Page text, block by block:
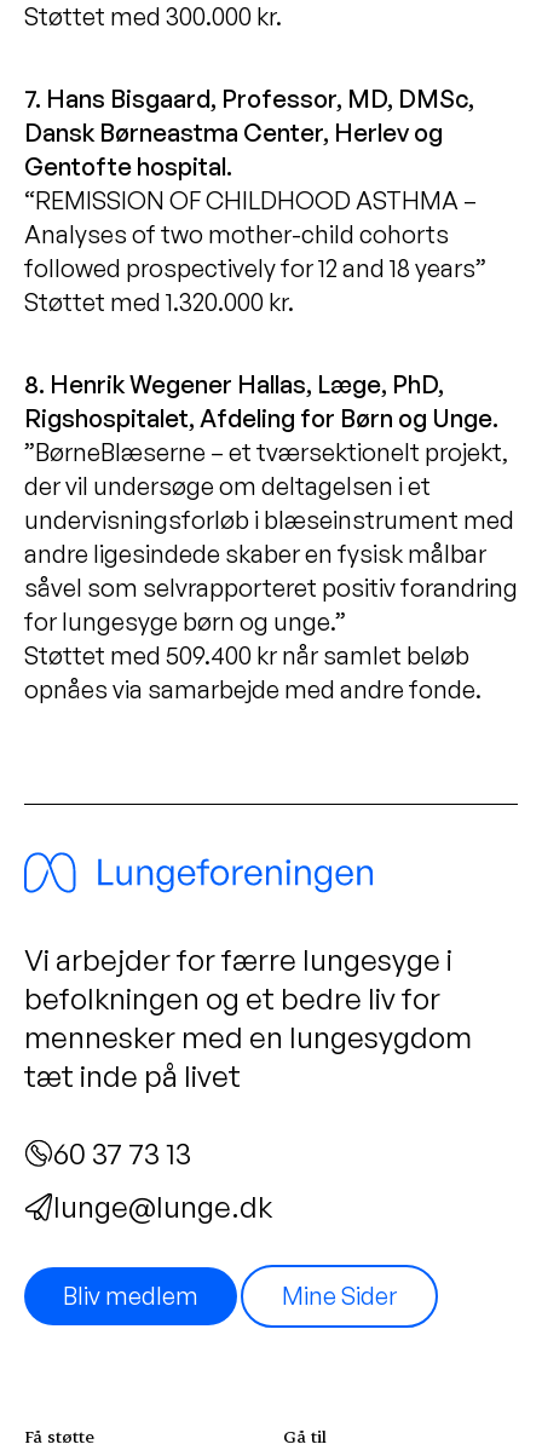
Støttet med 300.000 kr.
7. Hans Bisgaard, Professor, MD, DMSc,
Dansk Børneastma Center, Herlev og
Gentofte hospital.
“REMISSION OF CHILDHOOD ASTHMA –
Analyses of two mother-child cohorts
followed prospectively for 12 and 18 years”
Støttet med 1.320.000 kr.
8. Henrik Wegener Hallas, Læge, PhD,
Rigshospitalet, Afdeling for Børn og Unge.
”BørneBlæserne – et tværsektionelt projekt,
der vil undersøge om deltagelsen i et
undervisningsforløb i blæseinstrument med
andre ligesindede skaber en fysisk målbar
såvel som selvrapporteret positiv forandring
for lungesyge børn og unge.”
Støttet med 509.400 kr når samlet beløb
opnåes via samarbejde med andre fonde.
Vi arbejder for færre lungesyge i
befolkningen og et bedre liv for
mennesker med en lungesygdom
tæt inde på livet
60 37 73 13
lunge@lunge.dk
Bliv medlem Mine Sider
Få støtte Gå til